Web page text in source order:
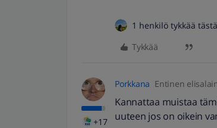
1 henkilö tykkää tästä
Tykkää
+17
Porkkana Entinen
Kannattaa muistaa
uuteen jos on oikein